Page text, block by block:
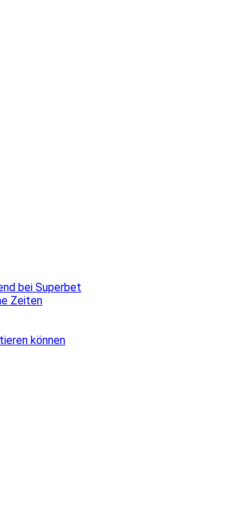
bei Superbet
Zeiten
können